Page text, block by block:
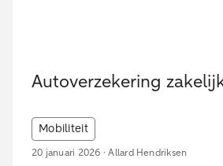
Autoverzekering
Mobiliteit
20 januari 2026 · Allard Hendriksen